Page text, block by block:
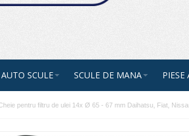
AUTO SCULE SCULE DE MANA
pentru filtru de ulei 14x Ø 65 - 67 mm Daihatsu, Fiat,